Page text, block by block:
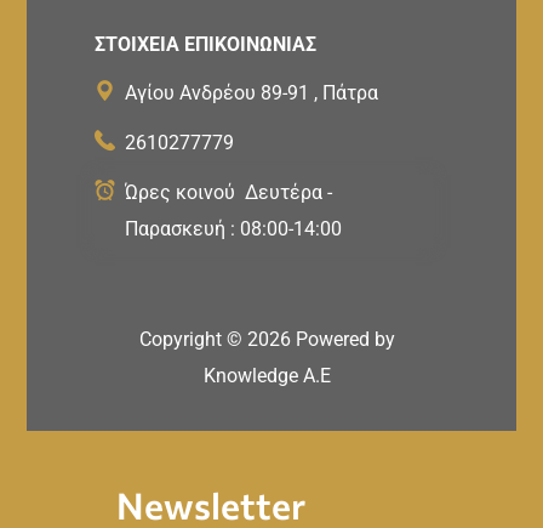
ΣΤΟΙΧΕΙΑ ΕΠΙΚΟΙΝΩΝΙΑΣ
Αγίου Ανδρέου 89-91 , Πάτρα
2610277779
Ώρες κοινού Δευτέρα -
Παρασκευή : 08:00-14:00
Copyright © 2026 Powered by
Knowledge A.E
Newsletter